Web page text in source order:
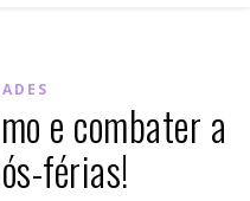
e combater a
férias!